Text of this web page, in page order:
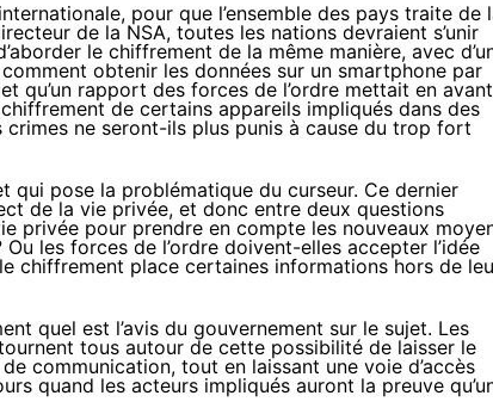
pour que l’ensemble des pays traite de
de la NSA, toutes les nations devraient s’unir
le chiffrement de la même manière, avec
obtenir les données sur un smartphone par
qu’un rapport des forces de l’ordre mettait en avant
de certains appareils impliqués dans des
ne seront-ils plus punis à cause du trop fort
qui pose la problématique du curseur. Ce dernier
de la vie privée, et donc entre deux questions
privée pour prendre en compte les nouveaux
les forces de l’ordre doivent-elles accepter l’idée
chiffrement place certaines informations hors de
quel est l’avis du gouvernement sur le sujet. Les
tous autour de cette possibilité de laisser le
communication, tout en laissant une voie d’accès
quand les acteurs impliqués auront la preuve